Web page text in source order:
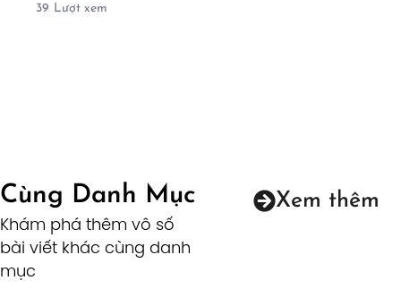
39 Lượt xem
Cùng Danh Mục
Khám phá thêm vô số
bài viết khác cùng danh
mục
Xem thêm